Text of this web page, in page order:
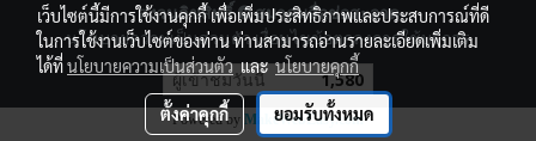
สงวนลิขสิทธิ์ © สมาคมสื่อช่อสะอาด
นโนบายความเป็นส่วนตัว เงื่อนไขข้อตกลงการใช้บริการ
ผู้เข้าชมวันนี้ 1,580
Powered by MakeWebEasy.com
เว็บไซต์นี้มีการใช้งานคุกกี้ เพื่อเพิ่มประสิทธิภาพและประสบการณ์ที่ดี
ในการใช้งานเว็บไซต์ของท่าน ท่านสามารถอ่านรายละเอียดเพิ่มเติม
ได้ที่นโยบายความเป็นส่วนตัวและนโยบายคุกกี้
ตั้งค่าคุกกี้ ยอมรับทั้งหมด